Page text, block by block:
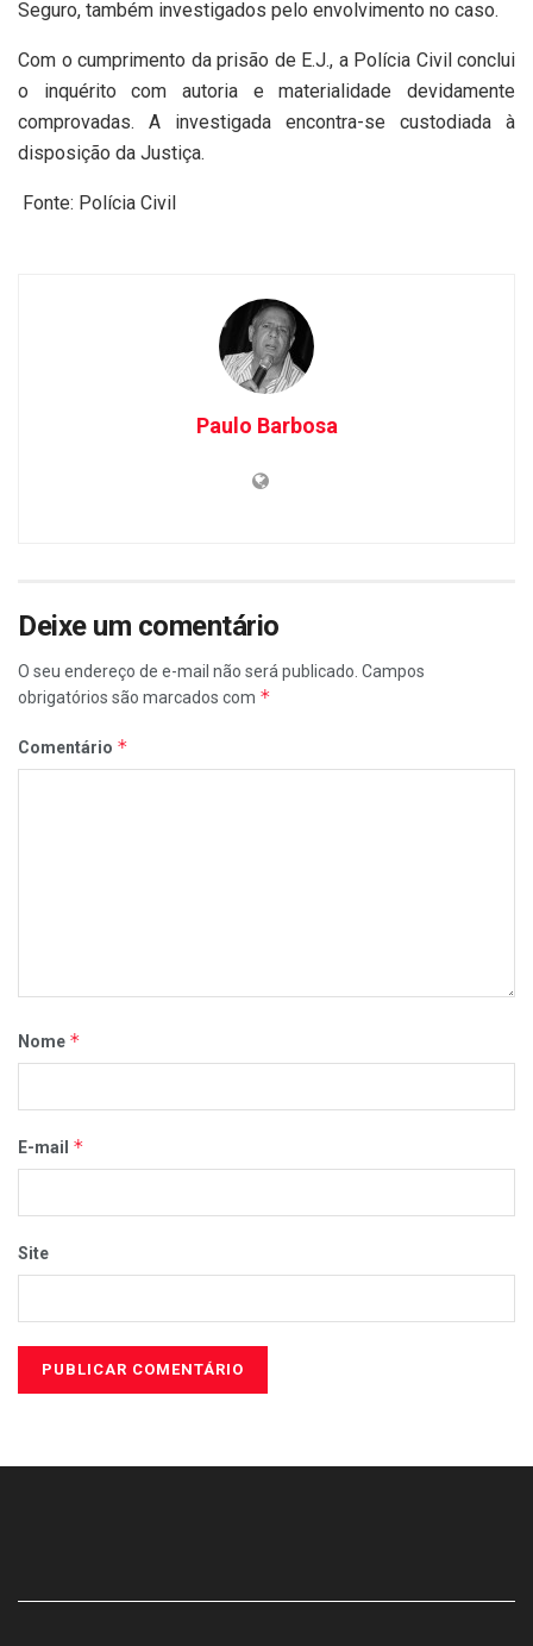
Seguro, também investigados pelo envolvimento no caso.
Com o cumprimento da prisão de E.J., a Polícia Civil conclui
o inquérito com autoria e materialidade devidamente
comprovadas. A investigada encontra-se custodiada à
disposição da Justiça.
Fonte: Polícia Civil
Paulo Barbosa
Deixe um comentário
O seu endereço de e-mail não será publicado. Campos
obrigatórios são marcados com *
Comentário *
Nome *
E-mail *
Site